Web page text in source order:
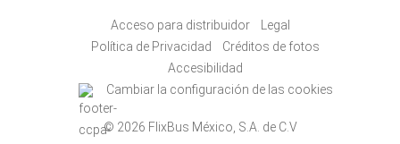
Acceso para distribuidor
Legal
Política de Privacidad
Créditos de fotos
Accesibilidad
Cambiar la configuración de las cookies
© 2026 FlixBus México, S.A. de C.V